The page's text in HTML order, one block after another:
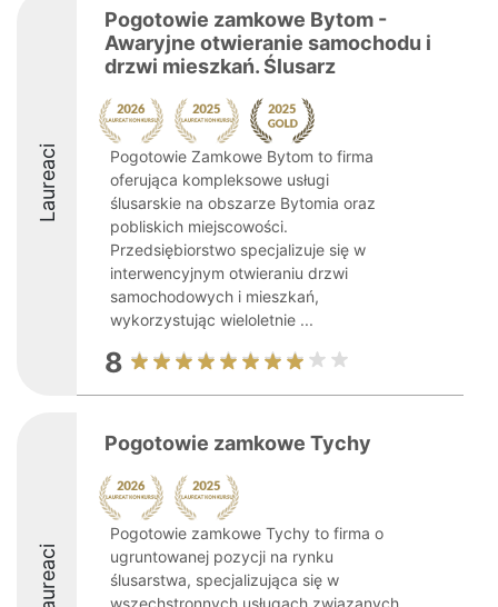
Laureaci
Pogotowie zamkowe Bytom -
Awaryjne otwieranie samochodu i
drzwi mieszkań. Ślusarz
Pogotowie Zamkowe Bytom to firma
oferująca kompleksowe usługi
ślusarskie na obszarze Bytomia oraz
pobliskich miejscowości.
Przedsiębiorstwo specjalizuje się w
interwencyjnym otwieraniu drzwi
samochodowych i mieszkań,
wykorzystując wieloletnie ...
8
Laureaci
Pogotowie zamkowe Tychy
Pogotowie zamkowe Tychy to firma o
ugruntowanej pozycji na rynku
ślusarstwa, specjalizująca się w
wszechstronnych usługach związanych